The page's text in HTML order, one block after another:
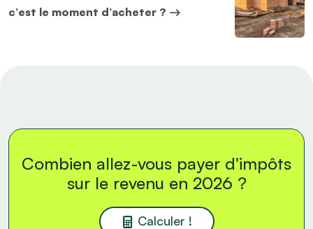
c’est le moment d’acheter ?
Combien allez-vous payer d'impôts
sur le revenu en 2026 ?
Calculer !